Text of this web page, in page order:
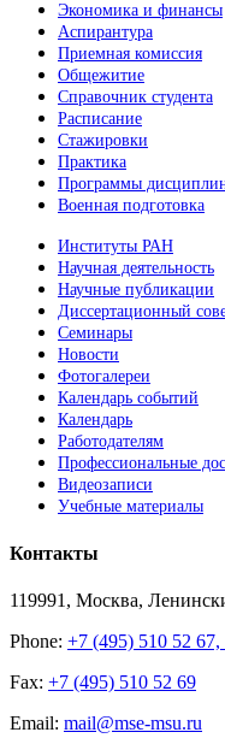
Экономика и финансы
Аспирантура
Приемная комиссия
Общежитие
Справочник студента
Расписание
Стажировки
Практика
Программы
Военная подготовка
Институты РАН
Научная деятельность
Научные публикации
Диссертационный
Семинары
Новости
Фотогалереи
Календарь событий
Календарь
Работодателям
Профессиональные
Видеозаписи
Учебные материалы
Контакты
119991, Москва,
Phone: +7 (495) 510 52 67,
Fax: +7 (495) 510 52 69
Email: mail@mse-msu.ru